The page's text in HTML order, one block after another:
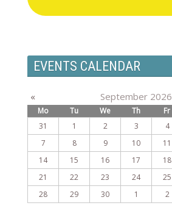
EVENTS CALENDAR
« September 2026
Mo Tu We Th Fr
31
1 2 3 4
7
8 9 10 11
14
15 16 17 18
21
22 23 24 25
28
29 30 1 2